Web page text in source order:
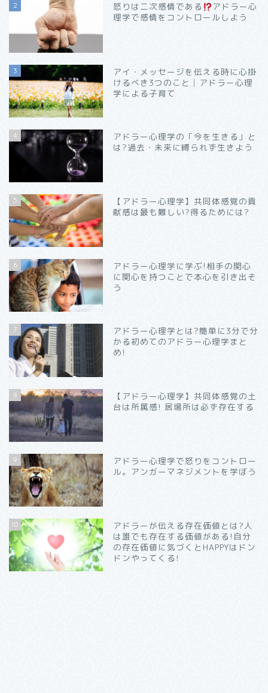
2 怒りは二次感情である
アドラー心
理学で感情をコントロールしよう
3
アイ・メッセージを伝える時に心掛
けるべき3つのこと│アドラー心理
学による子育て
4
アドラー心理学の「今を生きる」と
は?過去・未来に縛られず生きよう
5
【アドラー心理学】共同体感覚の貢
献感は最も難しい?得るためには?
6
アドラー心理学に学ぶ!相手の関心
に関心を持つことで本心を引き出そ
う
7
アドラー心理学とは?簡単に3分で分
かる初めてのアドラー心理学まと
め!
8
【アドラー心理学】共同体感覚の土
台は所属感! 居場所は必ず存在する
9
アドラー心理学で怒りをコントロー
ル。アンガーマネジメントを学ぼう
10
アドラーが伝える存在価値とは?人
は誰でも存在する価値がある!自分
の存在価値に気づくとHAPPYはドン
ドンやってくる!